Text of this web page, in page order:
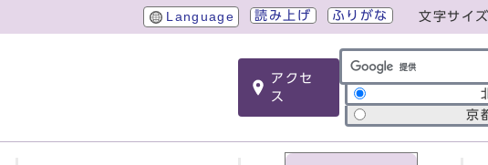
Language 読み上げ ふりがな 文字サイズ
アクセ
ス
サイト内検索の範囲
京